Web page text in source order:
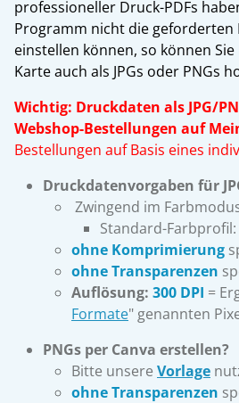
professioneller Druck-PDFs
Programm nicht die geforderten
einstellen können, so können
Karte auch als JPGs oder PNGs
Wichtig: Druckdaten als JPG/
Webshop-Bestellungen auf
Bestellungen auf Basis eines
Druckdatenvorgaben für
Zwingend im
Standard-Farbprofil:
ohne Komprimierung
ohne Transparenzen
Auflösung: 300 DPI =
Formate" genannten
PNGs per Canva erstellen?
Bitte unsere Vorlage
ohne Transparenzen